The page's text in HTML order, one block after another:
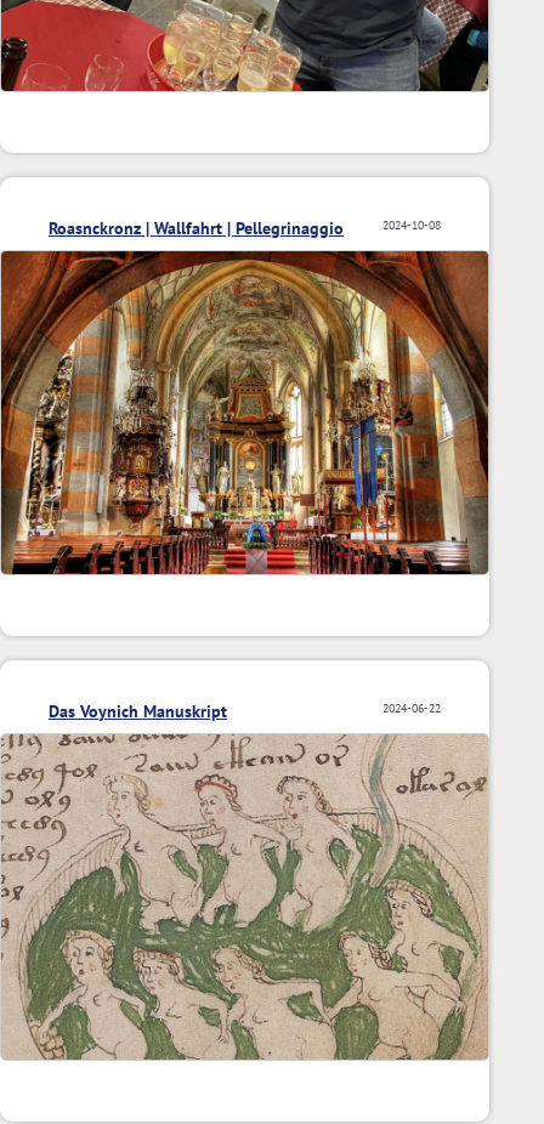
2024-10-08
Roasnckronz | Wallfahrt | Pellegrinaggio
2024-06-22
Das Voynich Manuskript